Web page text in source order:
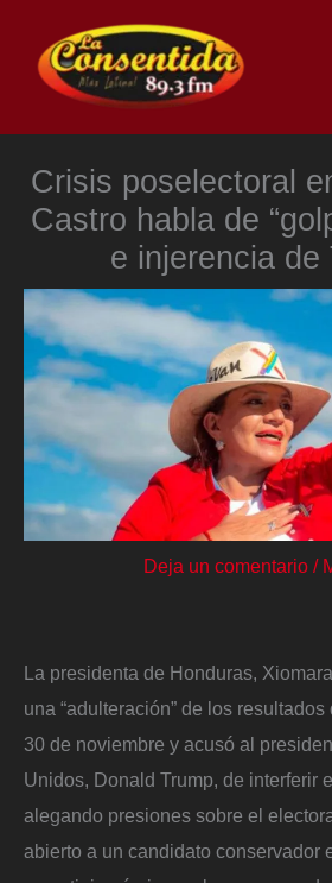
contenido
Crisis poselectoral
Castro habla de
e injerencia de
Deja un comentario /
La presidenta de Honduras,
una “adulteración” de los
30 de noviembre y acusó al
Unidos, Donald Trump, de interferir
alegando presiones sobre el
abierto a un candidato conservador